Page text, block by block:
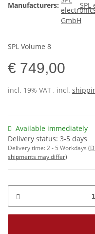
Manufacturers: SPL
SPL Volume 8
€ 749,00
incl. 19% VAT , incl.
Available immediately
Delivery status: 3-5 days
Delivery time:2 - 5 Workdays
shipments may differ)